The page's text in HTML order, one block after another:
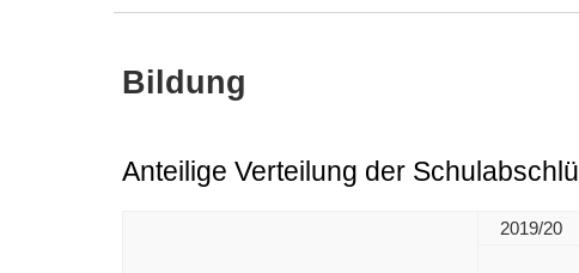
Bildung
Anteilige Verteilung der
2019/20